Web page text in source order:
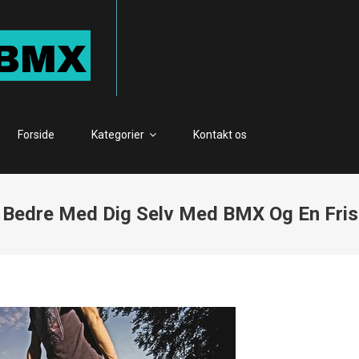
Forside Kategorier Kontakt os
Med Dig Selv Med BMX Og En